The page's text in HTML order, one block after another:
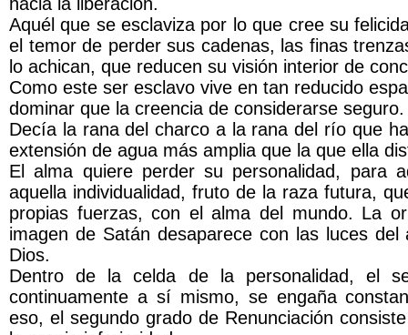
Aquél que se esclaviza por lo que cree su
el temor de perder sus cadenas, las finas
lo achican, que reducen su visión interior de
Como este ser esclavo vive en tan reducido
dominar que la creencia de considerarse seguro.
Decía la rana del charco a la rana del río que
extensión de agua más amplia que la que ella
El alma quiere perder su personalidad, para
aquella individualidad, fruto de la raza futura,
propias fuerzas, con el alma del mundo. La
imagen de Satán desaparece con las luces
Dios.
Dentro de la celda de la personalidad, el
continuamente a sí mismo, se engaña
eso, el segundo grado de Renunciación